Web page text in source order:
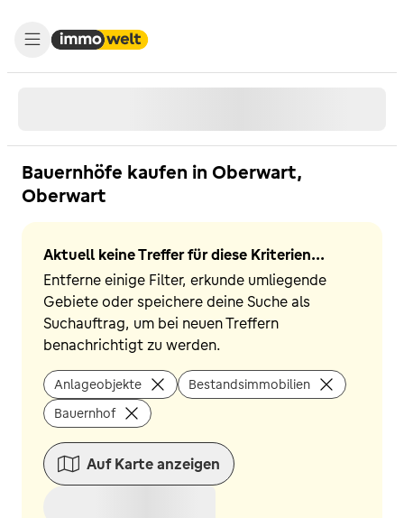
Bauernhöfe kaufen in Oberwart,
Oberwart
Aktuell keine Treffer für diese Kriterien...
Entferne einige Filter, erkunde umliegende
Gebiete oder speichere deine Suche als
Suchauftrag, um bei neuen Treffern
benachrichtigt zu werden.
Anlageobjekte
Bestandsimmobilien
Bauernhof
Auf Karte anzeigen